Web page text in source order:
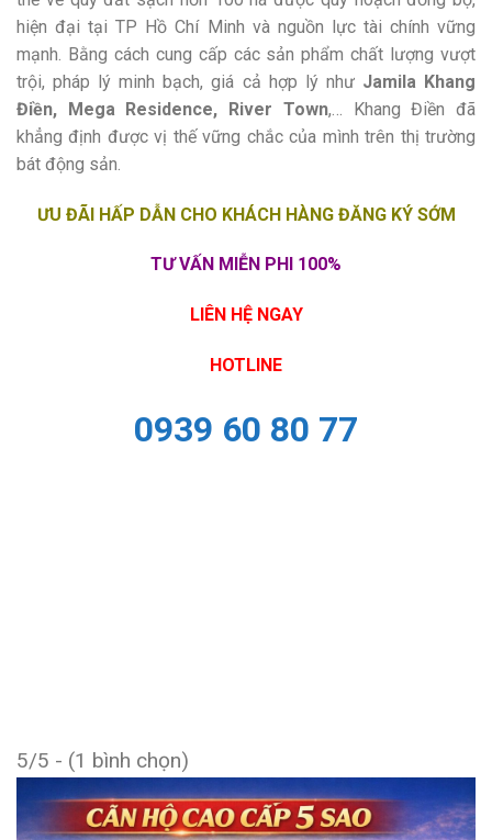
hiện đại tại TP Hồ Chí Minh và nguồn lực tài chính vững
mạnh. Bằng cách cung cấp các sản phẩm chất lượng vượt
trội, pháp lý minh bạch, giá cả hợp lý như Jamila Khang
Điền, Mega Residence, River Town,… Khang Điền đã
khẳng định được vị thế vững chắc của mình trên thị trường
bát động sản.
ƯU ĐÃI HẤP DẪN CHO KHÁCH HÀNG ĐĂNG KÝ SỚM
TƯ VẤN MIỄN PHI 100%
LIÊN HỆ NGAY
HOTLINE
0939 60 80 77
5/5 - (1 bình chọn)